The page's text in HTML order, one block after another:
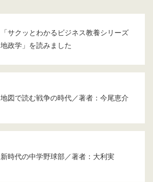
「サクッとわかるビジネス教養シリーズ
地政学」を読みました
地図で読む戦争の時代／著者：今尾恵介
新時代の中学野球部／著者：大利実